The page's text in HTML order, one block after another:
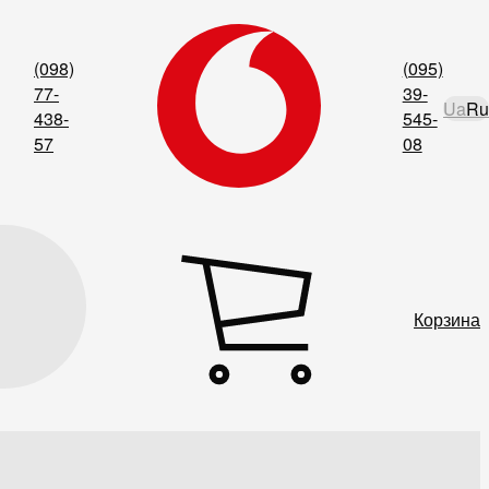
(098)
77-
438-
57
(095)
39-
545-
08
UaRu
Корзина